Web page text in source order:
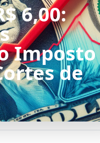
6,00:
Imposto
de